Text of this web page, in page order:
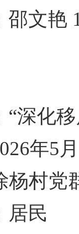
文艳
“深化
年5
村党
居民